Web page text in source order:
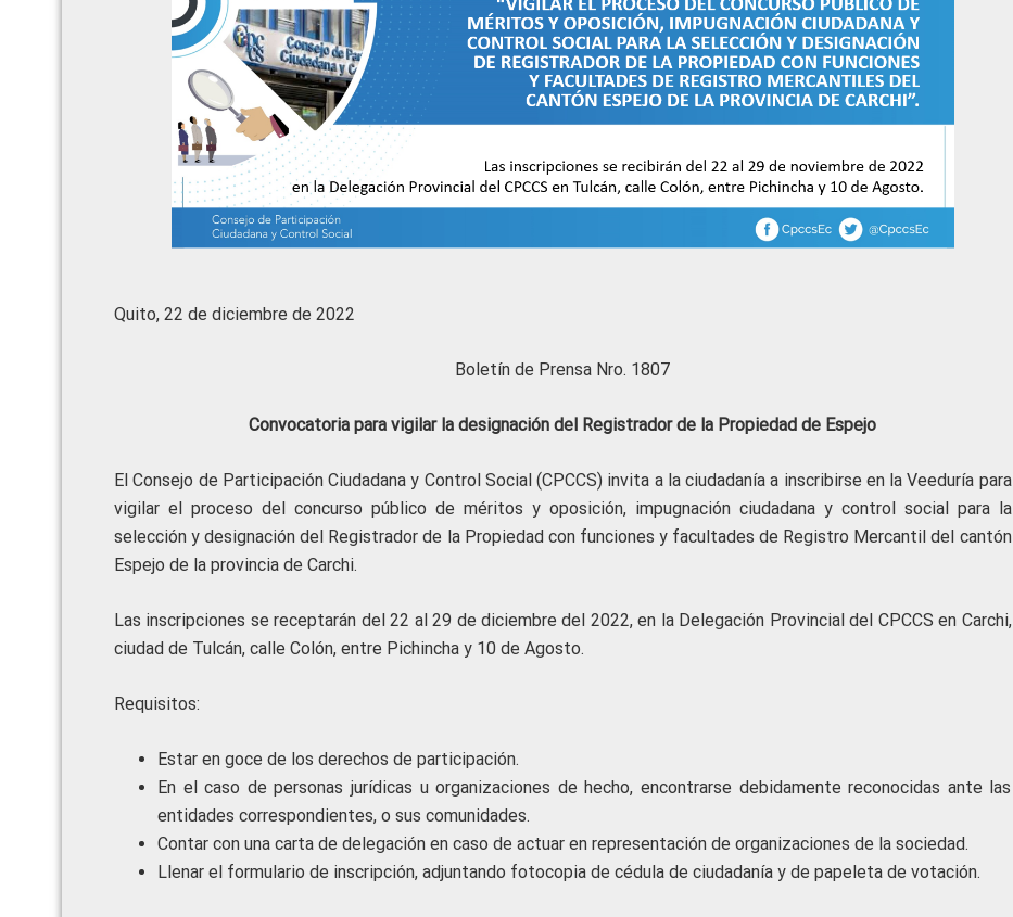
Quito, 22 de diciembre de 2022
Boletín de Prensa Nro. 1807
Convocatoria para vigilar la designación del Registrador de la Propiedad de Espejo
El Consejo de Participación Ciudadana y Control Social (CPCCS) invita a la ciudadanía a inscribirse en la Veeduría para
vigilar el proceso del concurso público de méritos y oposición, impugnación ciudadana y control social para la
selección y designación del Registrador de la Propiedad con funciones y facultades de Registro Mercantil del cantón
Espejo de la provincia de Carchi.
Las inscripciones se receptarán del 22 al 29 de diciembre del 2022, en la Delegación Provincial del CPCCS en Carchi,
ciudad de Tulcán, calle Colón, entre Pichincha y 10 de Agosto.
Requisitos:
Estar en goce de los derechos de participación.
En el caso de personas jurídicas u organizaciones de hecho, encontrarse debidamente reconocidas ante las
entidades correspondientes, o sus comunidades.
Contar con una carta de delegación en caso de actuar en representación de organizaciones de la sociedad.
Llenar el formulario de inscripción, adjuntando fotocopia de cédula de ciudadanía y de papeleta de votación.